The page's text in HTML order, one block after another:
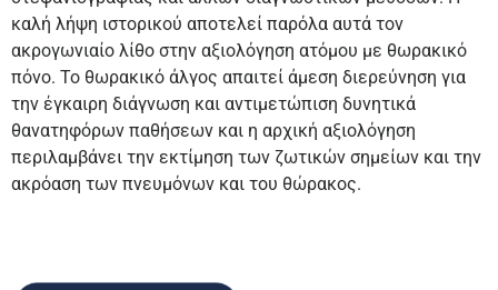
καλή λήψη ιστορικού αποτελεί παρόλα αυτά τον
ακρογωνιαίο λίθο στην αξιολόγηση ατόμου με θωρακικό
πόνο. Το θωρακικό άλγος απαιτεί άμεση διερεύνηση για
την έγκαιρη διάγνωση και αντιμετώπιση δυνητικά
θανατηφόρων παθήσεων και η αρχική αξιολόγηση
περιλαμβάνει την εκτίμηση των ζωτικών σημείων και την
ακρόαση των πνευμόνων και του θώρακος.